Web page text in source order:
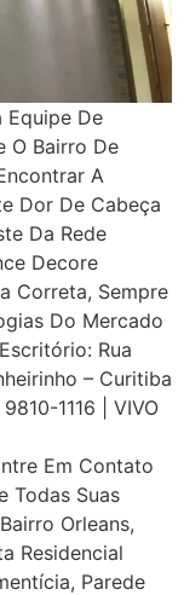
Equipe De
O Bairro De
A
Dor De Cabeça
Da Rede
Decore
Correta, Sempre
Do Mercado
Rua
– Curitiba
1116 | VIVO
Em Contato
Todas Suas
Orleans,
Residencial
Parede